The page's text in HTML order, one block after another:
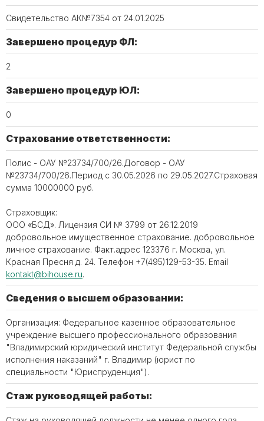
Свидетельство АК№7354 от 24.01.2025
Завершено процедур ФЛ:
2
Завершено процедур ЮЛ:
0
Страхование ответственности:
Полис - ОАУ №23734/700/26.Договор - ОАУ
№23734/700/26.Период с 30.05.2026 по 29.05.2027.Страховая
сумма 10000000 руб.
Страховщик:
ООО «БСД». Лицензия СИ № 3799 от 26.12.2019
добровольное имущественное страхование. добровольное
личное страхование. Факт.адрес 123376 г. Москва, ул.
Красная Пресня д. 24. Телефон ‪+7(495)129-53-35. Email
kontakt@bihouse.ru.
Сведения о высшем образовании:
Организация: Федеральное казенное образовательное
учреждение высшего профессионального образования
"Владимирский юридический институт Федеральной службы
исполнения наказаний" г. Владимир (юрист по
специальности "Юриспруденция").
Стаж руководящей работы: